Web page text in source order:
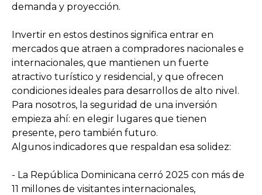
demanda y proyección.
Invertir en estos destinos significa entrar en
mercados que atraen a compradores nacionales e
internacionales, que mantienen un fuerte
atractivo turístico y residencial, y que ofrecen
condiciones ideales para desarrollos de alto nivel.
Para nosotros, la seguridad de una inversión
empieza ahí: en elegir lugares que tienen
presente, pero también futuro.
Algunos indicadores que respaldan esa solidez:
- La República Dominicana cerró 2025 con más de
11 millones de visitantes internacionales,